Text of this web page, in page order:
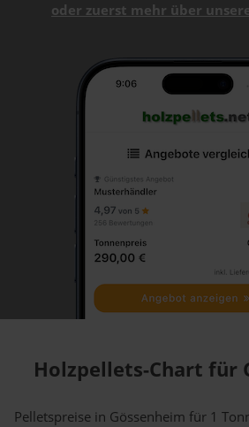
oder zuerst mehr über
Holzpellets-Chart für
Pelletspreise in Gössenheim für 1